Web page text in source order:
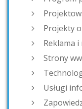
Projekty
Reklama
Strony
Usługi